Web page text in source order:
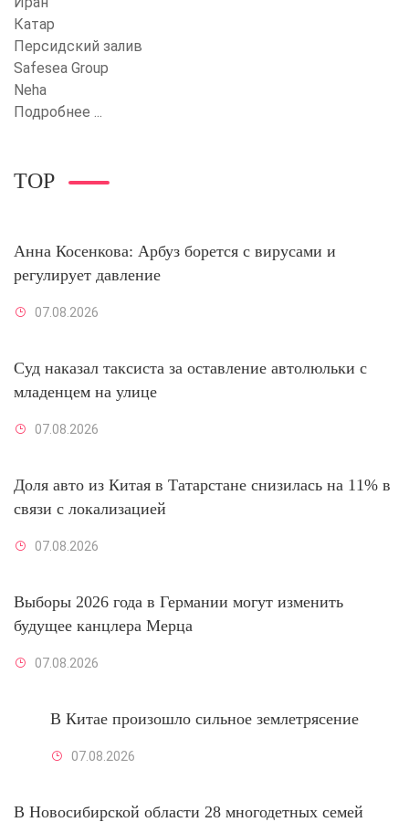
Катар
Персидский залив
Safesea Group
Neha
Подробнее ...
TOP
Анна Косенкова: Арбуз борется с вирусами и
регулирует давление
07.08.2026
Суд наказал таксиста за оставление автолюльки с
младенцем на улице
07.08.2026
Доля авто из Китая в Татарстане снизилась на 11% в
связи с локализацией
07.08.2026
Выборы 2026 года в Германии могут изменить
будущее канцлера Мерца
07.08.2026
В Китае произошло сильное землетрясение
07.08.2026
В Новосибирской области 28 многодетных семей